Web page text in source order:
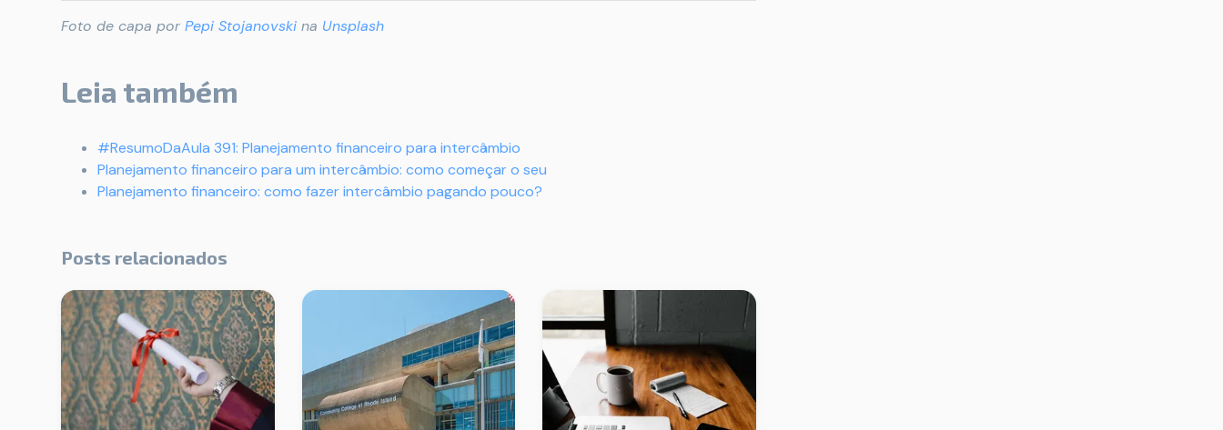
Foto de capa por Pepi Stojanovski na Unsplash
Leia também
#ResumoDaAula 391: Planejamento financeiro para intercâmbio
Planejamento financeiro para um intercâmbio: como começar o seu
Planejamento financeiro: como fazer intercâmbio pagando pouco?
Posts relacionados